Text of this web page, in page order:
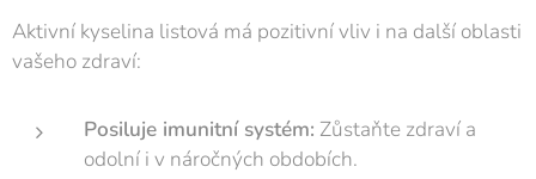
Aktivní kyselina listová má pozitivní vliv i na další oblasti
vašeho zdraví:
Posiluje imunitní systém: Zůstaňte zdraví a
odolní i v náročných obdobích.